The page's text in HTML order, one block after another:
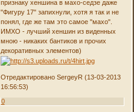
признаку хеншина в махо-седзе даже
"Фигуру 17" запихнули, хотя я так и не
понял, где же там это самое "махо".
ИМХО - лучший хеншин из виденных
мною - никаких бантиков и прочих
декоративных элементов)
Отредактировано SergeyR (13-03-2013
16:56:53)
0